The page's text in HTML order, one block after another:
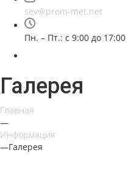
sev@prom-met.net
Пн. – Пт.: с 9:00 до 17:00
Галерея
Главная
—
Информация
—Галерея